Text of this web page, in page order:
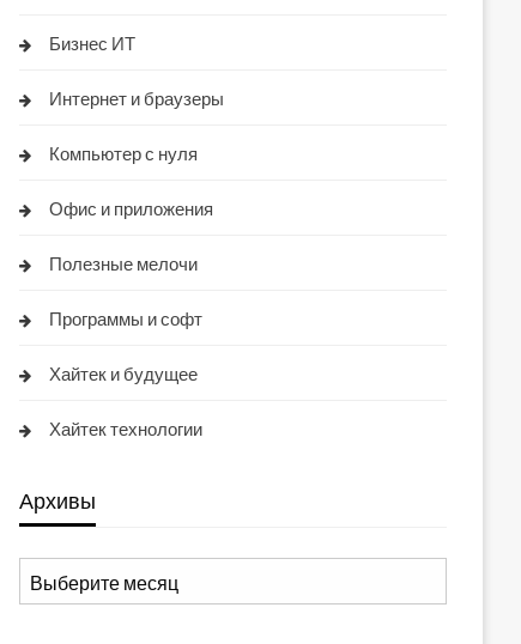
Бизнес ИТ
Интернет и браузеры
Компьютер с нуля
Офис и приложения
Полезные мелочи
Программы и софт
Хайтек и будущее
Хайтек технологии
Архивы
Архивы